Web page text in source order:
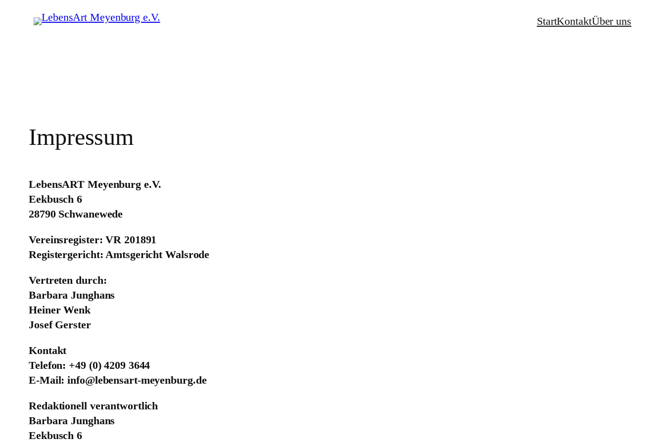
StartKontaktÜber uns
Impressum
LebensART Meyenburg e.V.
Eekbusch 6
28790 Schwanewede
Vereinsregister: VR 201891
Registergericht: Amtsgericht Walsrode
Vertreten durch:
Barbara Junghans
Heiner Wenk
Josef Gerster
Kontakt
Telefon: +49 (0) 4209 3644
E-Mail: info@lebensart-meyenburg.de
Redaktionell verantwortlich
Barbara Junghans
Eekbusch 6